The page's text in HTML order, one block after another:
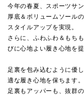
今年の春夏、スポーツサ
厚底＆ボリュームソール
スタイルアップを実現。
さらに、ふわふわ＆もち
びに心地よい履き心地を提
足裏を包み込むように優
適な履き心地を保ちます。
足裏もアッパーも、抜群